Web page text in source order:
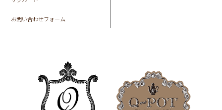
お問い合わせフォーム